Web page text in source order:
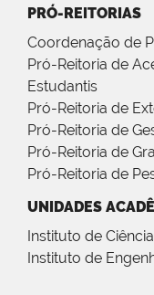
PRÓ-REITORIAS
Coordenação de
Pró-Reitoria de
Estudantis
Pró-Reitoria de
Pró-Reitoria de
Pró-Reitoria de
Pró-Reitoria de
UNIDADES
Instituto de
Instituto de